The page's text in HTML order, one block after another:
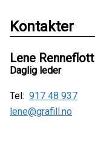
Kontakter
Lene Renneflott
Daglig leder
Tel: 917 48 937
lene@grafill.no